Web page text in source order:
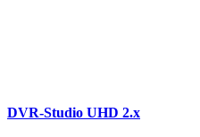
DVR-Studio UHD 2.x